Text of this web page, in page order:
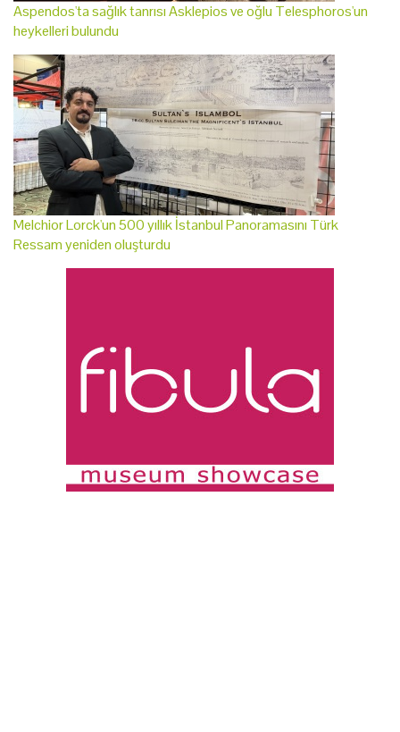
Aspendos'ta sağlık tanrısı Asklepios ve oğlu Telesphoros'un
heykelleri bulundu
Melchior Lorck'un 500 yıllık İstanbul Panoramasını Türk
Ressam yeniden oluşturdu